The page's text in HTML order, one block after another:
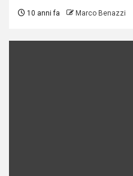
10 anni fa Marco Benazzi